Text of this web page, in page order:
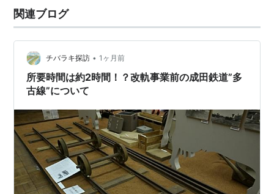
関連ブログ
チバラキ探訪 • 1ヶ月前
所要時間は約2時間！？改軌事業前の成田鉄道”多
古線”について